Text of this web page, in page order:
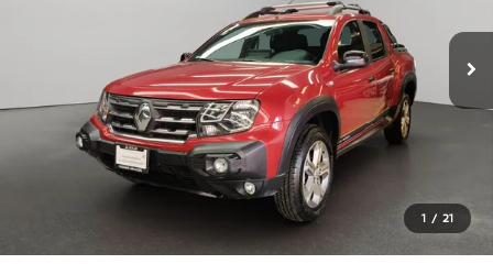
1 / 21